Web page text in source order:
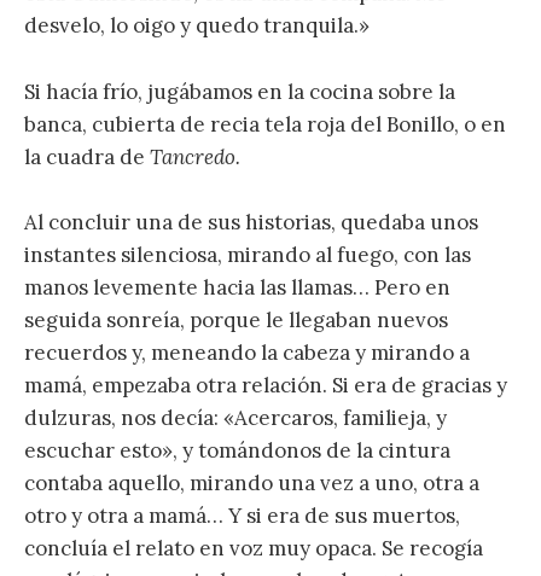
desvelo, lo oigo y quedo tranquila.»
Si hacía frío, jugábamos en la cocina sobre la
banca, cubierta de recia tela roja del Bonillo, o en
la cuadra de Tancredo.
Al concluir una de sus historias, quedaba unos
instantes silenciosa, mirando al fuego, con las
manos levemente hacia las llamas… Pero en
seguida sonreía, porque le llegaban nuevos
recuerdos y, meneando la cabeza y mirando a
mamá, empezaba otra relación. Si era de gracias y
dulzuras, nos decía: «Acercaros, familieja, y
escuchar esto», y tomándonos de la cintura
contaba aquello, mirando una vez a uno, otra a
otro y otra a mamá… Y si era de sus muertos,
concluía el relato en voz muy opaca. Se recogía